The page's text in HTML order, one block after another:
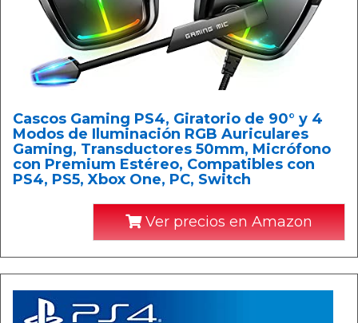
Cascos Gaming PS4, Giratorio de 90° y 4
Modos de Iluminación RGB Auriculares
Gaming, Transductores 50mm, Micrófono
con Premium Estéreo, Compatibles con
PS4, PS5, Xbox One, PC, Switch
Ver precios en Amazon